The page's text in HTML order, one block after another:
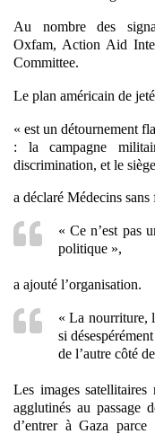
Au nombre des
Oxfam, Action Aid
Committee.
Le plan américain de
« est un détournement
: la campagne
discrimination, et le
a déclaré Médecins
« Ce n’est pas
politique »,
a ajouté l’organisation.
« La nourriture,
si
de l’autre côté
Les images
agglutinés au passage
d’entrer à Gaza